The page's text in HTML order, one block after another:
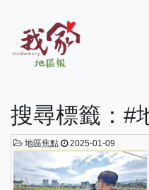
搜尋標籤：#
地區焦點 2025-01-09